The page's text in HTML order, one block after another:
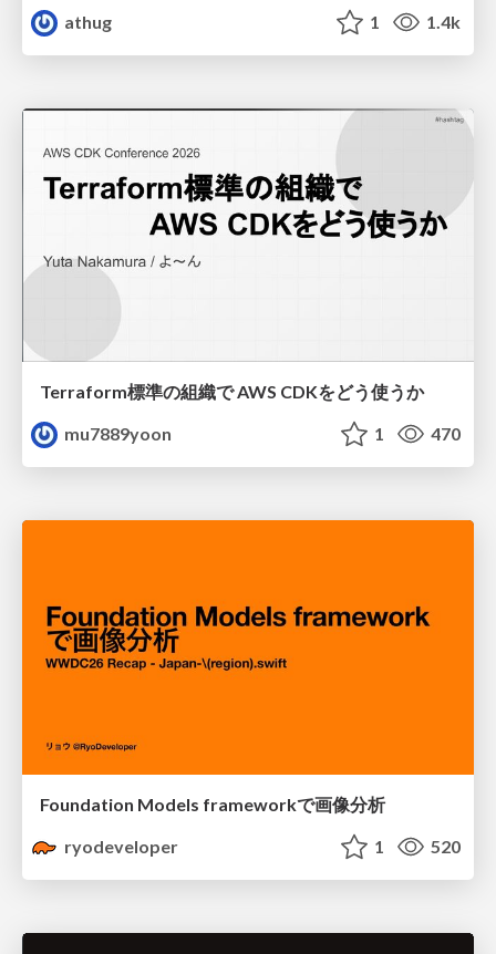
athug 1 1.4k
Terraform標準の組織で AWS CDKをどう使うか
mu7889yoon
1 470
Foundation Models frameworkで画像分析
ryodeveloper
1 520